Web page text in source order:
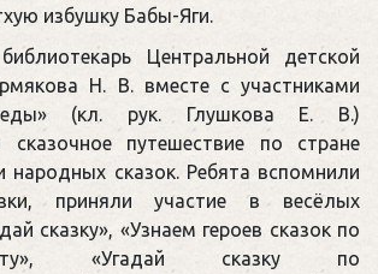
избушку Бабы-Яги.
Центральной детской
Н. В. вместе с участниками
(кл. рук. Глушкова Е. В.)
сказочное путешествие по стране
народных сказок. Ребята вспомнили
приняли участие в весёлых
сказку», «Узнаем героев сказок по
«Угадай сказку по